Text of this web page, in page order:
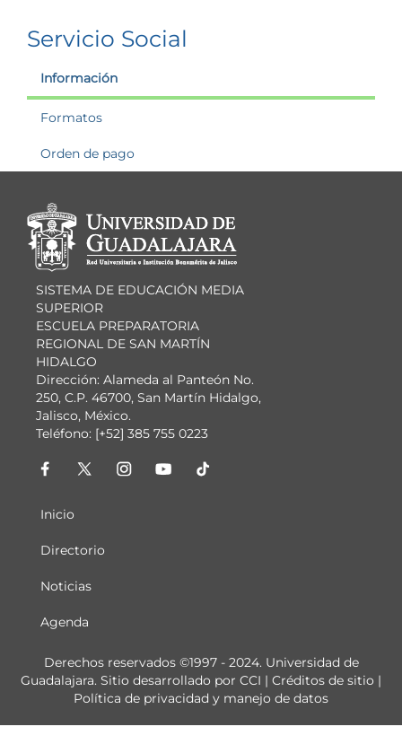
Servicio Social
Información
Formatos
Orden de pago
Información del
portal
SISTEMA DE EDUCACIÓN MEDIA
SUPERIOR
ESCUELA PREPARATORIA
REGIONAL DE SAN MARTÍN
HIDALGO
Dirección: Alameda al Panteón No.
250, C.P. 46700, San Martín Hidalgo,
Jalisco, México.
Teléfono: [+52] 385 755 0223
Menú
principal
Inicio
Directorio
Noticias
Agenda
Derechos
Derechos reservados ©1997 - 2024. Universidad de
Guadalajara. Sitio desarrollado por CCI | Créditos de sitio |
Política de privacidad y manejo de datos